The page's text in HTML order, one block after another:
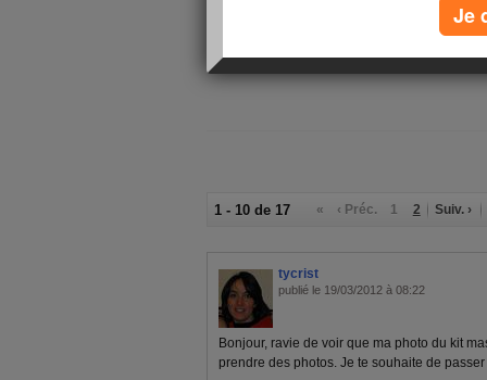
1 - 10 de 17 « ‹ Préc. 1 2 Suiv. ›
tycrist
publié le 19/03/2012 à 08:22
Bonjour, ravie de voir que ma photo du kit
prendre des photos. Je te souhaite de
Je